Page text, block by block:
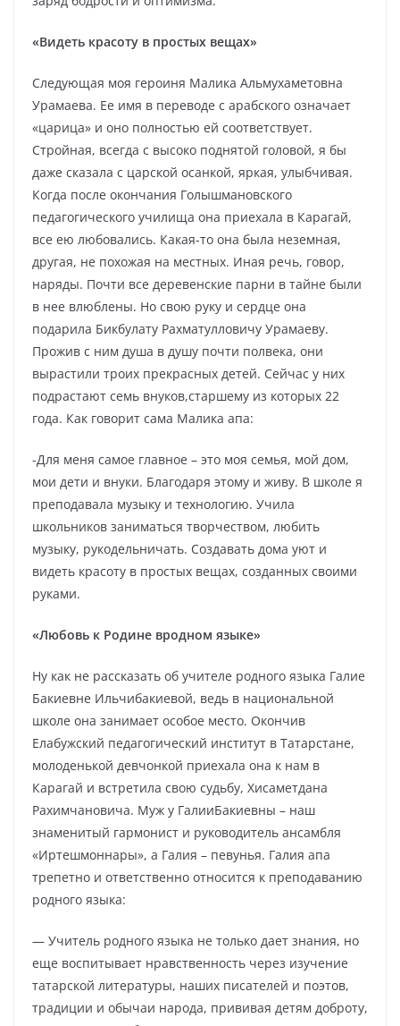
«Видеть красоту в простых вещах»
Следующая моя героиня Малика Альмухаметовна
Урамаева. Ее имя в переводе с арабского означает
«царица» и оно полностью ей соответствует.
Стройная, всегда с высоко поднятой головой, я бы
даже сказала с царской осанкой, яркая, улыбчивая.
Когда после окончания Голышмановского
педагогического училища она приехала в Карагай,
все ею любовались. Какая-то она была неземная,
другая, не похожая на местных. Иная речь, говор,
наряды. Почти все деревенские парни в тайне были
в нее влюблены. Но свою руку и сердце она
подарила Бикбулату Рахматулловичу Урамаеву.
Прожив с ним душа в душу почти полвека, они
вырастили троих прекрасных детей. Сейчас у них
подрастают семь внуков,старшему из которых 22
года. Как говорит сама Малика апа:
-Для меня самое главное – это моя семья, мой дом,
мои дети и внуки. Благодаря этому и живу. В школе я
преподавала музыку и технологию. Учила
школьников заниматься творчеством, любить
музыку, рукодельничать. Создавать дома уют и
видеть красоту в простых вещах, созданных своими
руками.
«Любовь к Родине вродном языке»
Ну как не рассказать об учителе родного языка Галие
Бакиевне Ильчибакиевой, ведь в национальной
школе она занимает особое место. Окончив
Елабужский педагогический институт в Татарстане,
молоденькой девчонкой приехала она к нам в
Карагай и встретила свою судьбу, Хисаметдана
Рахимчановича. Муж у ГалииБакиевны – наш
знаменитый гармонист и руководитель ансамбля
«Иртешмоннары», а Галия – певунья. Галия апа
трепетно и ответственно относится к преподаванию
родного языка:
— Учитель родного языка не только дает знания, но
еще воспитывает нравственность через изучение
татарской литературы, наших писателей и поэтов,
традиции и обычаи народа, прививая детям доброту,